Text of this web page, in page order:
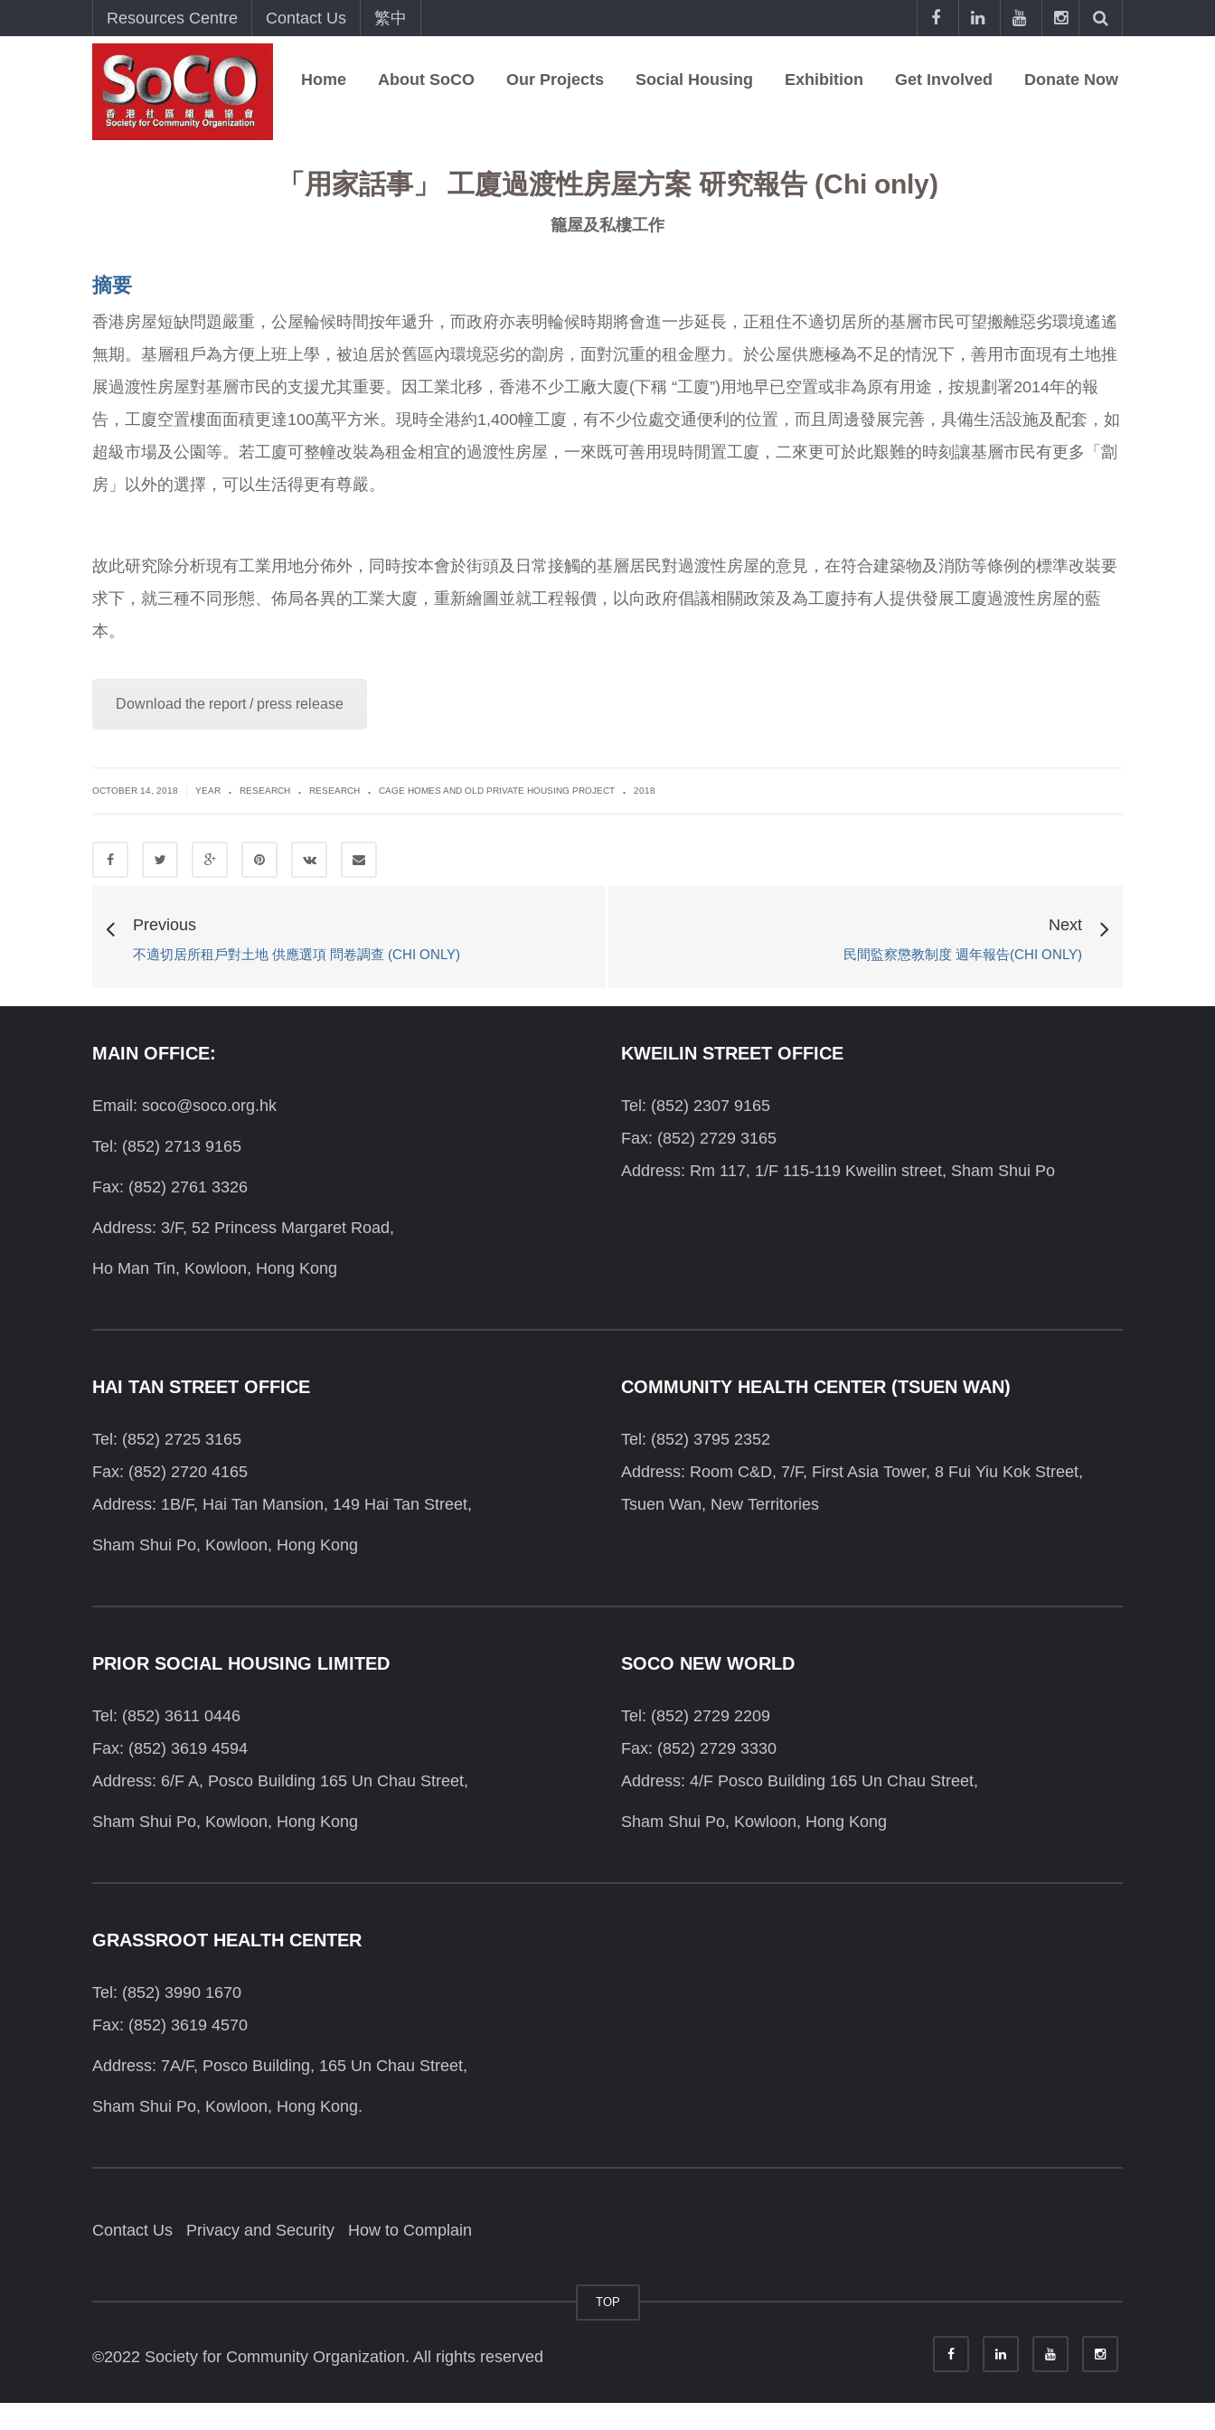
Resources Centre Contact Us 繁中
Home About SoCO Our Projects Social Housing Exhibition Get Involved Donate Now
「用家話事」 工廈過渡性房屋方案 研究報告 (Chi only)
籠屋及私樓工作
摘要
香港房屋短缺問題嚴重，公屋輪候時間按年遞升，而政府亦表明輪候時期將會進一步延長，正租住不適切居所的基層市民可望搬離惡劣環境遙遙
無期。基層租戶為方便上班上學，被迫居於舊區內環境惡劣的劏房，面對沉重的租金壓力。於公屋供應極為不足的情況下，善用市面現有土地推
展過渡性房屋對基層市民的支援尤其重要。因工業北移，香港不少工廠大廈(下稱 “工廈”)用地早已空置或非為原有用途，按規劃署2014年的報
告，工廈空置樓面面積更達100萬平方米。現時全港約1,400幢工廈，有不少位處交通便利的位置，而且周邊發展完善，具備生活設施及配套，如
超級市場及公園等。若工廈可整幢改裝為租金相宜的過渡性房屋，一來既可善用現時閒置工廈，二來更可於此艱難的時刻讓基層市民有更多「劏
房」以外的選擇，可以生活得更有尊嚴。
故此研究除分析現有工業用地分佈外，同時按本會於街頭及日常接觸的基層居民對過渡性房屋的意見，在符合建築物及消防等條例的標準改裝要
求下，就三種不同形態、佈局各異的工業大廈，重新繪圖並就工程報價，以向政府倡議相關政策及為工廈持有人提供發展工廈過渡性房屋的藍
本。
Download the report / press release
OCTOBER 14, 2018 YEAR . RESEARCH . RESEARCH . CAGE HOMES AND OLD PRIVATE HOUSING PROJECT . 2018
Previous
不適切居所租戶對土地 供應選項 問卷調查 (CHI ONLY)
Next
民間監察懲教制度 週年報告(CHI ONLY)
MAIN OFFICE:
Email: soco@soco.org.hk
Tel: (852) 2713 9165
Fax: (852) 2761 3326
Address: 3/F, 52 Princess Margaret Road,
Ho Man Tin, Kowloon, Hong Kong
KWEILIN STREET OFFICE
Tel: (852) 2307 9165
Fax: (852) 2729 3165
Address: Rm 117, 1/F 115-119 Kweilin street, Sham Shui Po
HAI TAN STREET OFFICE
Tel: (852) 2725 3165
Fax: (852) 2720 4165
Address: 1B/F, Hai Tan Mansion, 149 Hai Tan Street,
Sham Shui Po, Kowloon, Hong Kong
COMMUNITY HEALTH CENTER (TSUEN WAN)
Tel: (852) 3795 2352
Address: Room C&D, 7/F, First Asia Tower, 8 Fui Yiu Kok Street,
Tsuen Wan, New Territories
PRIOR SOCIAL HOUSING LIMITED
Tel: (852) 3611 0446
Fax: (852) 3619 4594
Address: 6/F A, Posco Building 165 Un Chau Street,
Sham Shui Po, Kowloon, Hong Kong
SOCO NEW WORLD
Tel: (852) 2729 2209
Fax: (852) 2729 3330
Address: 4/F Posco Building 165 Un Chau Street,
Sham Shui Po, Kowloon, Hong Kong
GRASSROOT HEALTH CENTER
Tel: (852) 3990 1670
Fax: (852) 3619 4570
Address: 7A/F, Posco Building, 165 Un Chau Street,
Sham Shui Po, Kowloon, Hong Kong.
Contact Us Privacy and Security How to Complain
TOP
©2022 Society for Community Organization. All rights reserved